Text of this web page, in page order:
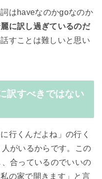
はhaveなのかgoなのか
に訳し過ぎているのだ
すことは難しいと思い
訳すべきではない
行くんだよね」の行く
がいるからです。この
合っているのでいいの
の家で開きます」と言